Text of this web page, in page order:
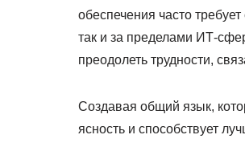
обеспечения часто
так и за пределами ИТ-
преодолеть трудности,
Создавая общий язык,
ясность и способствует